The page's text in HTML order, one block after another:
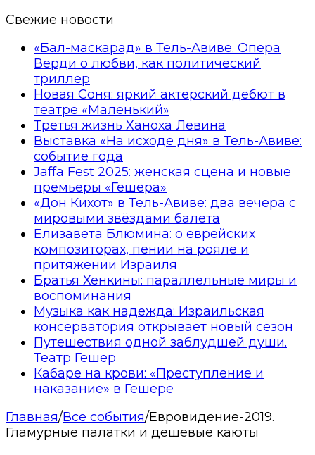
Свежие новости
«Бал-маскарад» в Тель-Авиве. Опера
Верди о любви, как политический
триллер
Новая Соня: яркий актерский дебют в
театре «Маленький»
Третья жизнь Ханоха Левина
Выставка «На исходе дня» в Тель-Авиве:
событие года
Jaffa Fest 2025: женская сцена и новые
премьеры «Гешера»
«Дон Кихот» в Тель-Авиве: два вечера с
мировыми звёздами балета
Елизавета Блюмина: о еврейских
композиторах, пении на рояле и
притяжении Израиля
Братья Хенкины: параллельные миры и
воспоминания
Музыка как надежда: Израильская
консерватория открывает новый сезон
Путешествия одной заблудшей души.
Театр Гешер
Кабаре на крови: «Преступление и
наказание» в Гешере
Главная/Все события/Евровидение-2019.
Гламурные палатки и дешевые каюты